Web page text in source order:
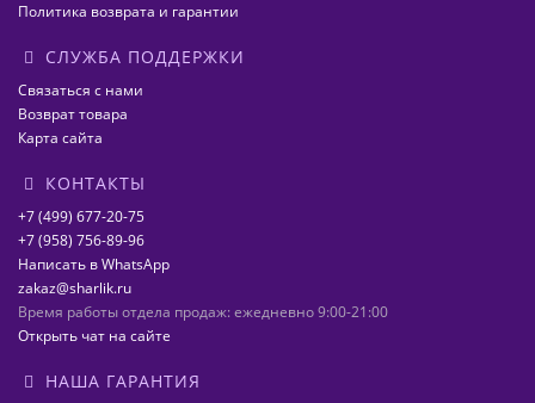
Политика возврата и гарантии
СЛУЖБА ПОДДЕРЖКИ
Связаться с нами
Возврат товара
Карта сайта
КОНТАКТЫ
+7 (499) 677-20-75
+7 (958) 756-89-96
Написать в WhatsApp
zakaz@sharlik.ru
Время работы отдела продаж: ежедневно 9:00-21:00
Открыть чат на сайте
НАША ГАРАНТИЯ